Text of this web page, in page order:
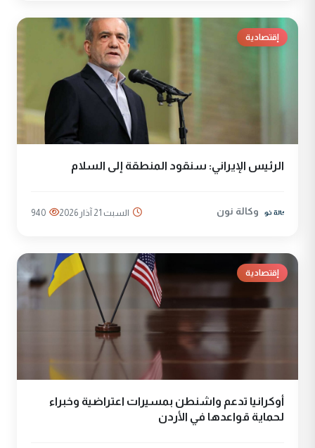
إقتصادية
الرئيس الإيراني: سنقود المنطقة إلى السلام
وكالة نون السبت 21 آذار 2026 940
إقتصادية
أوكرانيا تدعم واشنطن بمسيرات اعتراضية وخبراء
لحماية قواعدها في الأردن